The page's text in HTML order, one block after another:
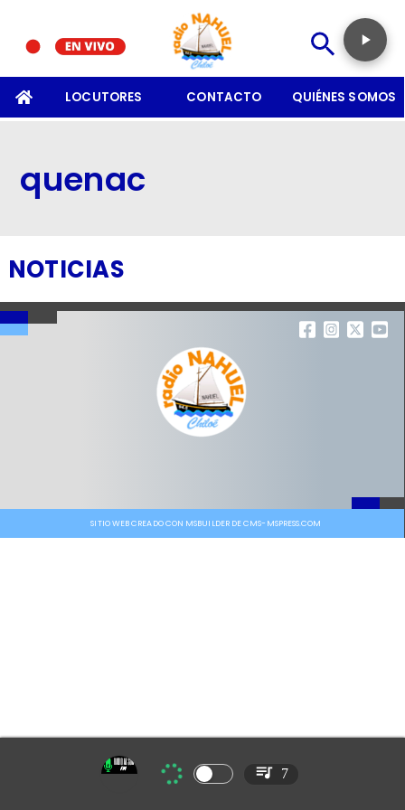
LOCUTORES CONTACTO QUIÉNES SOMOS
quenac
NOTICIAS
SITIO WEB CREADO CON MSBUILDER DE CMS-MSPRESS.COM
7